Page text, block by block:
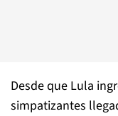
Desde que Lula
simpatizantes